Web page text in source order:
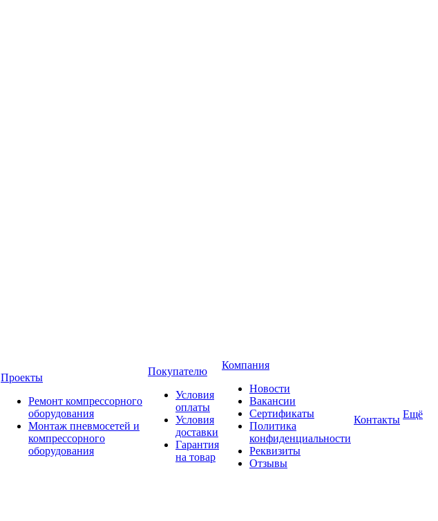
Проекты
Ремонт компрессорного
оборудования
Монтаж пневмосетей и
компрессорного
оборудования
Покупателю
Условия
оплаты
Условия
доставки
Гарантия
на товар
Компания
Новости
Вакансии
Сертификаты
Политика
конфиденциальности
Реквизиты
Отзывы
Контакты Ещё